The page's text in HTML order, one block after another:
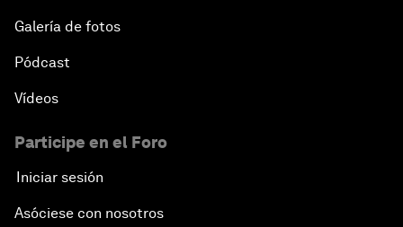
Galería de fotos
Pódcast
Vídeos
Participe en el Foro
Iniciar sesión
Asóciese con nosotros